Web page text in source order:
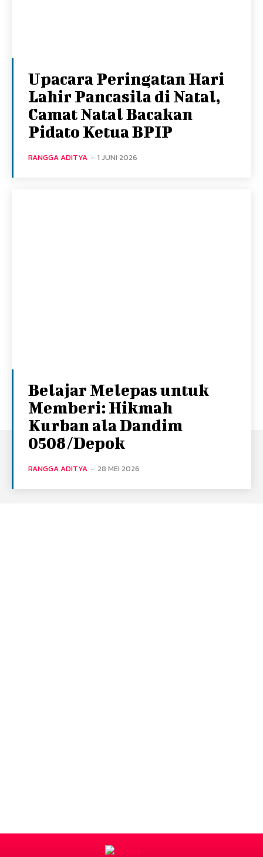
Upacara Peringatan Hari
Lahir Pancasila di Natal,
Camat Natal Bacakan
Pidato Ketua BPIP
RANGGA ADITYA - 1 JUNI 2026
Belajar Melepas untuk
Memberi: Hikmah
Kurban ala Dandim
0508/Depok
RANGGA ADITYA - 28 MEI 2026